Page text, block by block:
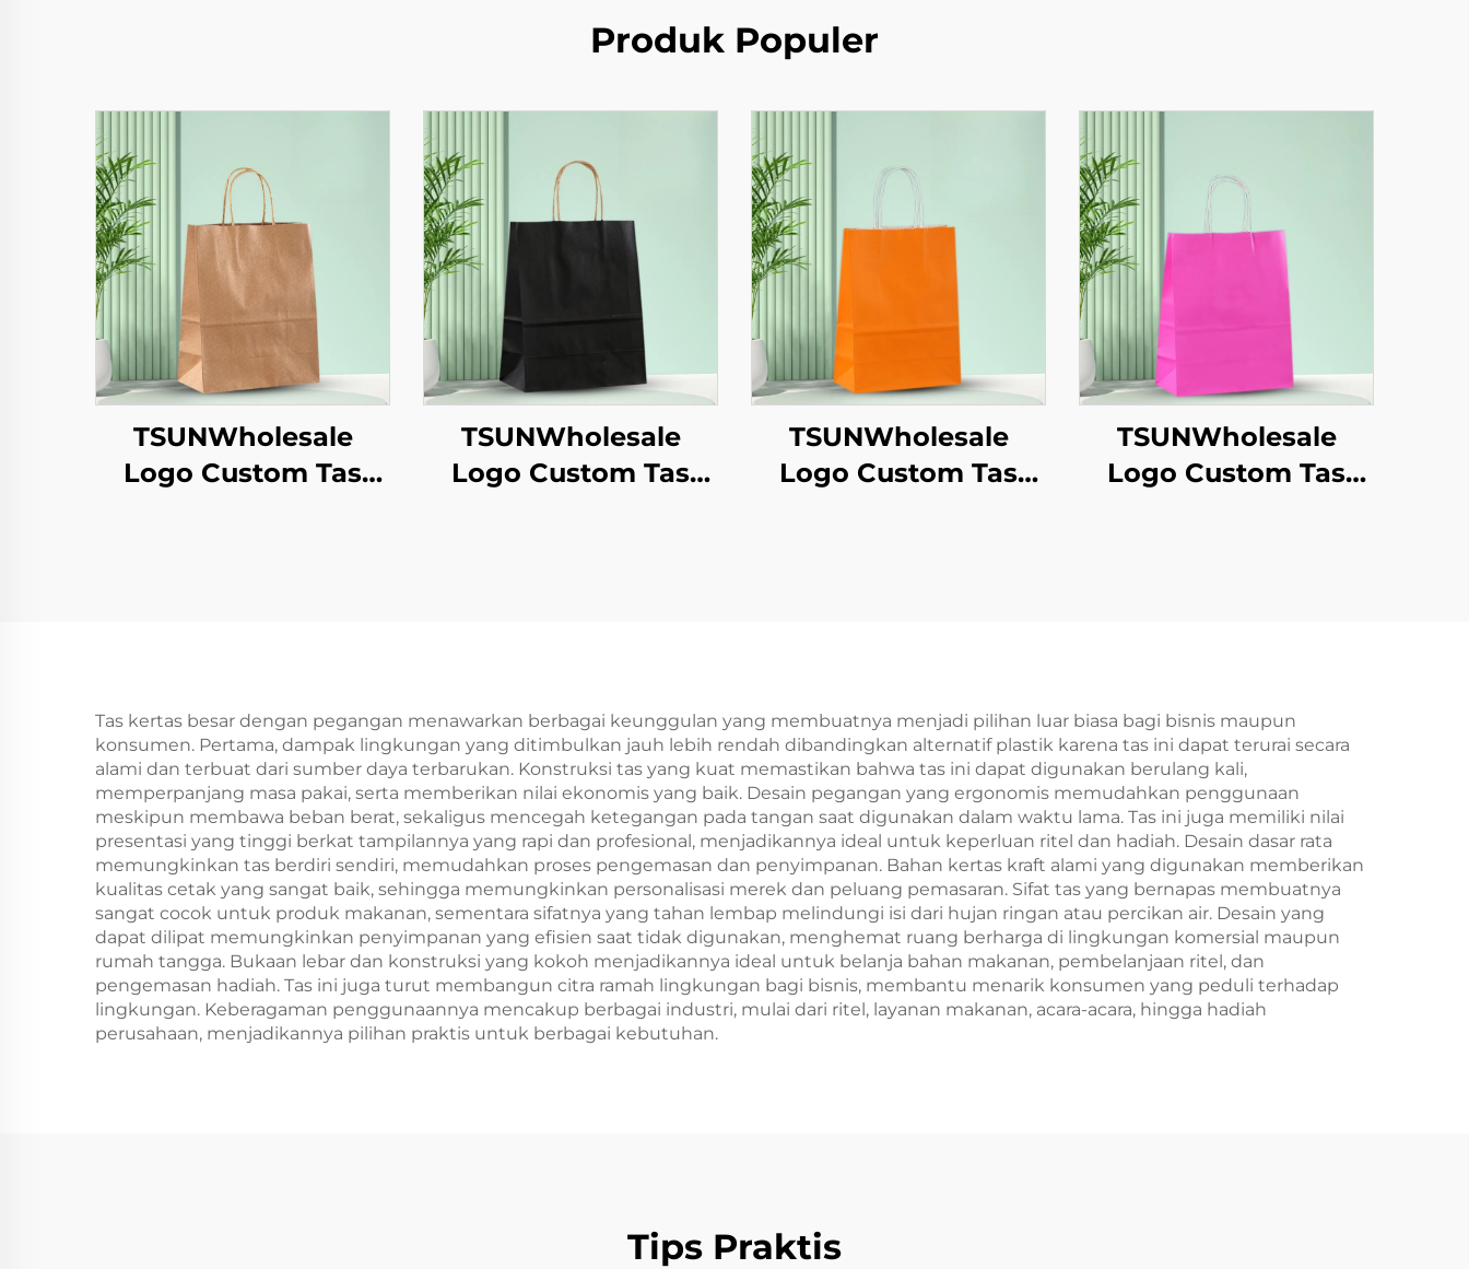
Produk Populer
TSUNWholesale
Logo Custom Tas
TSUNWholesale
Logo Custom Tas
TSUNWholesale
Logo Custom Tas
Kerajinan
TSUNWholesale
Logo Custom Tas
Kerajinan
Tas kertas besar dengan pegangan menawarkan berbagai keunggulan yang membuatnya menjadi pilihan luar biasa bagi bisnis maupun
konsumen. Pertama, dampak lingkungan yang ditimbulkan jauh lebih rendah dibandingkan alternatif plastik karena tas ini dapat terurai secara
alami dan terbuat dari sumber daya terbarukan. Konstruksi tas yang kuat memastikan bahwa tas ini dapat digunakan berulang kali,
memperpanjang masa pakai, serta memberikan nilai ekonomis yang baik. Desain pegangan yang ergonomis memudahkan penggunaan
meskipun membawa beban berat, sekaligus mencegah ketegangan pada tangan saat digunakan dalam waktu lama. Tas ini juga memiliki nilai
presentasi yang tinggi berkat tampilannya yang rapi dan profesional, menjadikannya ideal untuk keperluan ritel dan hadiah. Desain dasar rata
memungkinkan tas berdiri sendiri, memudahkan proses pengemasan dan penyimpanan. Bahan kertas kraft alami yang digunakan memberikan
kualitas cetak yang sangat baik, sehingga memungkinkan personalisasi merek dan peluang pemasaran. Sifat tas yang bernapas membuatnya
sangat cocok untuk produk makanan, sementara sifatnya yang tahan lembap melindungi isi dari hujan ringan atau percikan air. Desain yang
dapat dilipat memungkinkan penyimpanan yang efisien saat tidak digunakan, menghemat ruang berharga di lingkungan komersial maupun
rumah tangga. Bukaan lebar dan konstruksi yang kokoh menjadikannya ideal untuk belanja bahan makanan, pembelanjaan ritel, dan
pengemasan hadiah. Tas ini juga turut membangun citra ramah lingkungan bagi bisnis, membantu menarik konsumen yang peduli terhadap
lingkungan. Keberagaman penggunaannya mencakup berbagai industri, mulai dari ritel, layanan makanan, acara-acara, hingga hadiah
perusahaan, menjadikannya pilihan praktis untuk berbagai kebutuhan.
Tips Praktis